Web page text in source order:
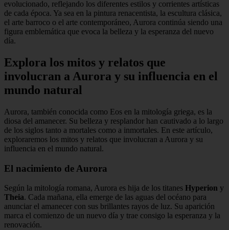
evolucionado, reflejando los diferentes estilos y corrientes artísticas
de cada época. Ya sea en la pintura renacentista, la escultura clásica,
el arte barroco o el arte contemporáneo, Aurora continúa siendo una
figura emblemática que evoca la belleza y la esperanza del nuevo
día.
Explora los mitos y relatos que
involucran a Aurora y su influencia en el
mundo natural
Aurora, también conocida como Eos en la mitología griega, es la
diosa del amanecer. Su belleza y resplandor han cautivado a lo largo
de los siglos tanto a mortales como a inmortales. En este artículo,
exploraremos los mitos y relatos que involucran a Aurora y su
influencia en el mundo natural.
El nacimiento de Aurora
Según la mitología romana, Aurora es hija de los titanes Hyperion y
Theia. Cada mañana, ella emerge de las aguas del océano para
anunciar el amanecer con sus brillantes rayos de luz. Su aparición
marca el comienzo de un nuevo día y trae consigo la esperanza y la
renovación.